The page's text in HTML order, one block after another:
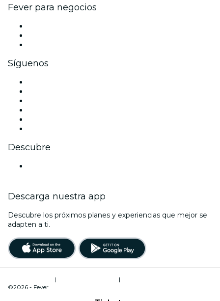
Fever para negocios
Síguenos
Descubre
Descarga nuestra app
Descubre los próximos planes y experiencias que mejor se
adapten a ti.
| |
©2026 - Fever